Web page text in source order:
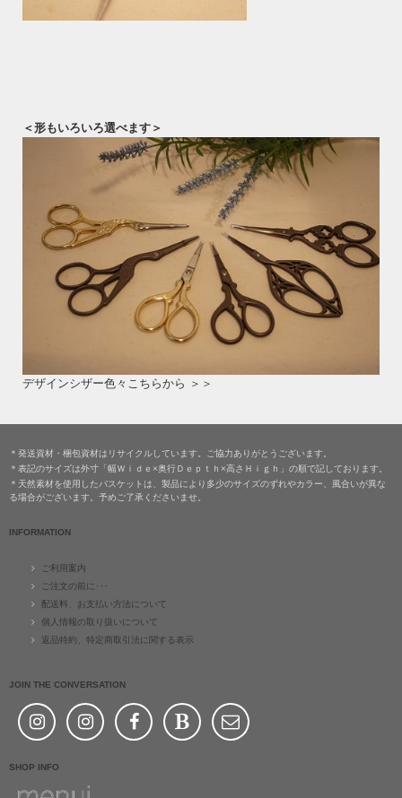
＜形もいろいろ選べます＞
デザインシザー色々こちらから ＞＞
＊発送資材・梱包資材はリサイクルしています。ご協力ありがとうございます。
＊表記のサイズは外寸「幅Ｗｉｄｅ×奥行Ｄｅｐｔｈ×高さＨｉｇｈ」の順で記しております。
＊天然素材を使用したバスケットは、製品により多少のサイズのずれやカラー、風合いが異な
る場合がございます。予めご了承くださいませ。
INFORMATION
ご利用案内
ご注文の前に･･･
配送料、お支払い方法について
個人情報の取り扱いについて
返品特約、特定商取引法に関する表示
JOIN THE CONVERSATION
SHOP INFO